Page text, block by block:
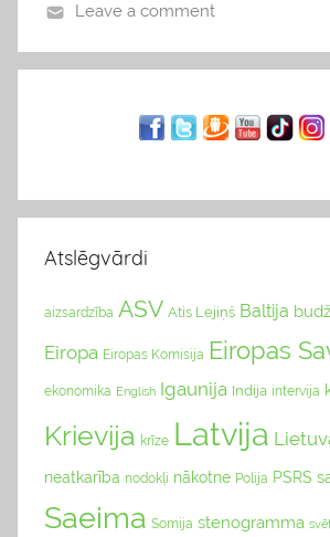
i
s
Leave a comment
Atslēgvārdi
aizsardzība ASV Atis Lejiņš Baltija
Eiropa Eiropas Komisija Eiropas
ekonomika English Igaunija Indija intervija
Krievija krīze Latvija
neatkarība nodokļi nākotne Polija PSRS
Saeima Somija stenogramma